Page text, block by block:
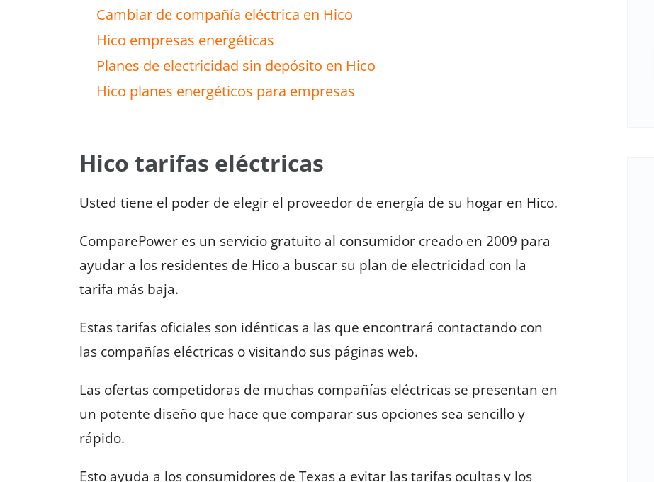
Cambiar de compañía eléctrica en Hico
Hico empresas energéticas
Planes de electricidad sin depósito en Hico
Hico planes energéticos para empresas
Hico tarifas eléctricas
Usted tiene el poder de elegir el proveedor de energía de su hogar en Hico.
ComparePower es un servicio gratuito al consumidor creado en 2009 para
ayudar a los residentes de Hico a buscar su plan de electricidad con la
tarifa más baja.
Estas tarifas oficiales son idénticas a las que encontrará contactando con
las compañías eléctricas o visitando sus páginas web.
Las ofertas competidoras de muchas compañías eléctricas se presentan en
un potente diseño que hace que comparar sus opciones sea sencillo y
rápido.
Esto ayuda a los consumidores de Texas a evitar las tarifas ocultas y los